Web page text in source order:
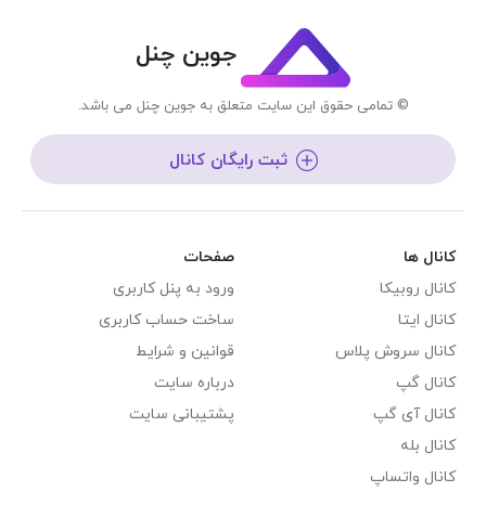
جوین چنل
© تمامی حقوق این سایت متعلق به جوین چنل می باشد.
ثبت رایگان کانال
کانال ها
کانال روبیکا
کانال ایتا
کانال سروش پلاس
کانال گپ
کانال آی گپ
کانال بله
کانال واتساپ
صفحات
ورود به پنل کاربری
ساخت حساب کاربری
قوانین و شرایط
درباره سایت
پشتیبانی سایت